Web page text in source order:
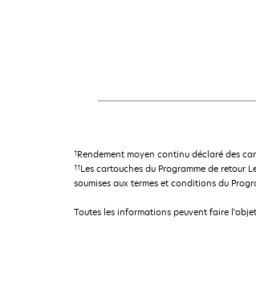
†Rendement moyen continu déclaré des
††Les cartouches du Programme de retour
soumises aux termes et conditions du
Toutes les informations peuvent faire